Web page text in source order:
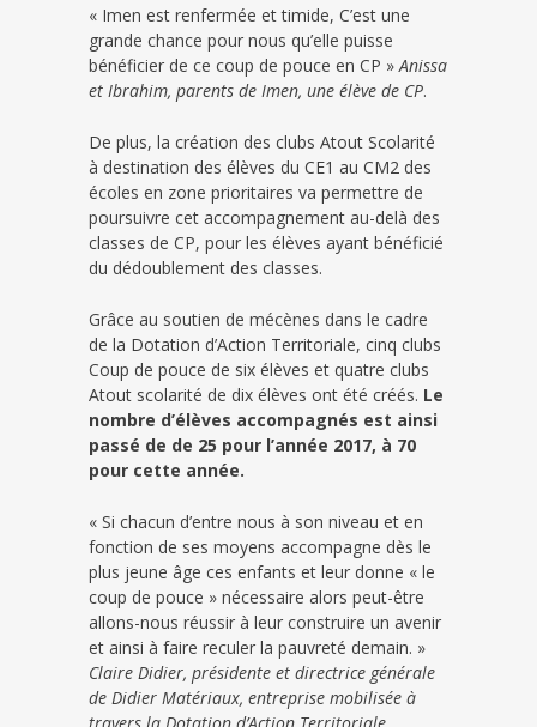
« Imen est renfermée et timide, C’est une
grande chance pour nous qu’elle puisse
bénéficier de ce coup de pouce en CP »Anissa
et Ibrahim, parents de Imen, une élève de CP.
De plus, la création des clubs Atout Scolarité
à destination des élèves du CE1 au CM2 des
écoles en zone prioritaires va permettre de
poursuivre cet accompagnement au-delà des
classes de CP, pour les élèves ayant bénéficié
du dédoublement des classes.
Grâce au soutien de mécènes dans le cadre
de la Dotation d’Action Territoriale, cinq clubs
Coup de pouce de six élèves et quatre clubs
Atout scolarité de dix élèves ont été créés. Le
nombre d’élèves accompagnés est ainsi
passé de de 25 pour l’année 2017, à 70
pour cette année.
« Si chacun d’entre nous à son niveau et en
fonction de ses moyens accompagne dès le
plus jeune âge ces enfants et leur donne « le
coup de pouce » nécessaire alors peut-être
allons-nous réussir à leur construire un avenir
et ainsi à faire reculer la pauvreté demain. »
Claire Didier, présidente et directrice générale
de Didier Matériaux, entreprise mobilisée à